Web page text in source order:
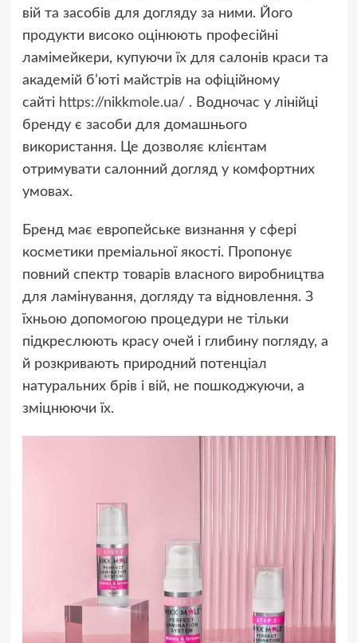
вій та засобів для догляду за ними. Його
продукти високо оцінюють професійні
ламімейкери, купуючи їх для салонів краси та
академій б’юті майстрів на офіційному
сайті https://nikkmole.ua/ . Водночас у лінійці
бренду є засоби для домашнього
використання. Це дозволяє клієнтам
отримувати салонний догляд у комфортних
умовах.
Бренд має европейське визнання у сфері
косметики преміальної якості. Пропонує
повний спектр товарів власного виробництва
для ламінування, догляду та відновлення. З
їхньою допомогою процедури не тільки
підкреслюють красу очей і глибину погляду, а
й розкривають природний потенціал
натуральних брів і вій, не пошкоджуючи, а
зміцнюючи їх.